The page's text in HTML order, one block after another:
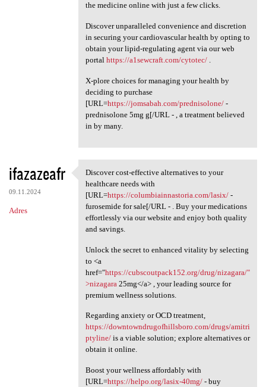
the medicine online with just a few clicks.
Discover unparalleled convenience and discretion
in securing your cardiovascular health by opting to
obtain your lipid-regulating agent via our web
portal https://a1sewcraft.com/cytotec/.
X-plore choices for managing your health by
deciding to purchase
[URL=https://jomsabah.com/prednisolone/-
prednisolone 5mg g[/URL - , a treatment believed
in by many.
ifazazeafr
09.11.2024
Adres
Discover cost-effective
Discover cost-effective alternatives to your
healthcare needs with
[URL=https://columbiainnastoria.com/lasix/-
furosemide for sale[/URL - . Buy your medications
effortlessly via our website and enjoy both quality
and savings.
Unlock the secret to enhanced vitality by selecting
to <a
href="https://cubscoutpack152.org/drug/nizagara/"
>nizagara 25mg</a> , your leading source for
premium wellness solutions.
Regarding anxiety or OCD treatment,
https://downtowndrugofhillsboro.com/drugs/amitri
ptyline/is a viable solution; explore alternatives or
obtain it online.
Boost your wellness affordably with
[URL=https://helpo.org/lasix-40mg/- buy